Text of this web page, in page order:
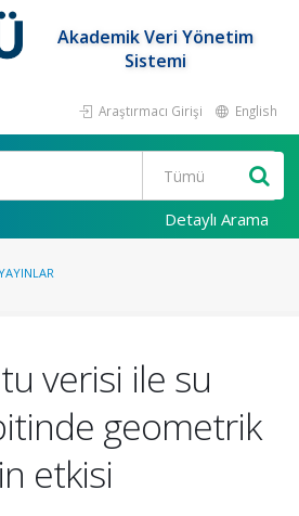
Akademik Veri Yönetim
Sistemi
Araştırmacı Girişi English
Detaylı Arama
verisi ile su
geometrik
etkisi